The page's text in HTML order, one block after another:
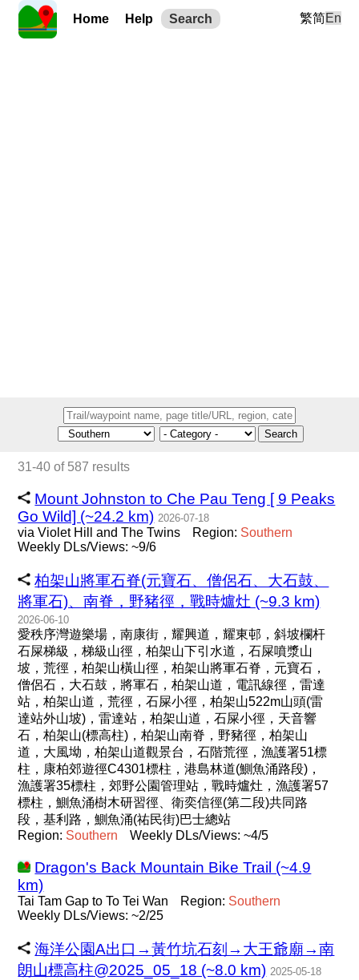
Home Help Search 繁简En
Search
31-40 of 587 results
Mount Johnston to Che Pau Teng [ 9 Peaks
Go Wild] (~24.2 km) 2026-07-18
via Violet Hill and The Twins Region: Southern
Weekly DLs/Views: ~9/6
柏架山將軍石脊(元寶石、僧侶石、大石鼓、
將軍石)、南脊，野豬徑，戰時爐灶 (~9.3 km)
2026-06-10
愛秩序灣遊樂場，南康街，耀興道，耀東邨，斜坡欄杆
石屎梯級，梯級山徑，柏架山下引水道，石屎噴漿山
坡，荒徑，柏架山橫山徑，柏架山將軍石脊，元寶石，
僧侶石，大石鼓，將軍石，柏架山道，電訊線徑，雷達
站，柏架山道，荒徑，石屎小徑，柏架山522m山頭(雷
達站外山坡)，雷達站，柏架山道，石屎小徑，天音響
石，柏架山(標高柱)，柏架山南脊，野豬徑，柏架山
道，大風坳，柏架山道觀景台，石階荒徑，漁護署51標
柱，康柏郊遊徑C4301標柱，港島林道(鰂魚涌路段)，
漁護署35標柱，郊野公園管理站，戰時爐灶，漁護署57
標柱，鰂魚涌樹木研習徑、衛奕信徑(第二段)共同路
段，基利路，鰂魚涌(祐民街)巴士總站
Region: Southern Weekly DLs/Views: ~4/5
Dragon's Back Mountain Bike Trail (~4.9
km)
Tai Tam Gap to To Tei Wan Region: Southern
Weekly DLs/Views: ~2/25
海洋公園A出口→黃竹坑石刻→大王爺廟→南
朗山標高柱@2025_05_18 (~8.0 km) 2025-05-18